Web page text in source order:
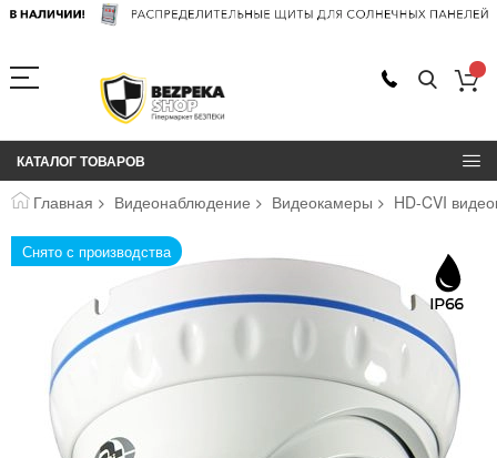
КАТАЛОГ ТОВАРОВ
Главная Видеонаблюдение Видеокамеры HD-CVI
Пропустить
и
изображений
Снято с производства